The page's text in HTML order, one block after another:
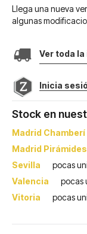
Llega una nueva
algunas
Ver toda
Inicia
Stock en
Madrid Chamberí
Madrid Pirámides
Sevilla
pocas
Valencia
pocas
Vitoria
pocas